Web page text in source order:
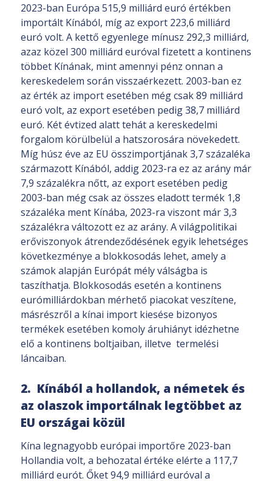
2023-ban Európa 515,9 milliárd euró értékben
importált Kínából, míg az export 223,6 milliárd
euró volt. A kettő egyenlege mínusz 292,3 milliárd,
azaz közel 300 milliárd euróval fizetett a kontinens
többet Kínának, mint amennyi pénz onnan a
kereskedelem során visszaérkezett. 2003-ban ez
az érték az import esetében még csak 89 milliárd
euró volt, az export esetében pedig 38,7 milliárd
euró. Két évtized alatt tehát a kereskedelmi
forgalom körülbelül a hatszorosára növekedett.
Míg húsz éve az EU összimportjának 3,7 százaléka
származott Kínából, addig 2023-ra ez az arány már
7,9 százalékra nőtt, az export esetében pedig
2003-ban még csak az összes eladott termék 1,8
százaléka ment Kínába, 2023-ra viszont már 3,3
százalékra változott ez az arány. A világpolitikai
erőviszonyok átrendeződésének egyik lehetséges
következménye a blokkosodás lehet, amely a
számok alapján Európát mély válságba is
taszíthatja. Blokkosodás esetén a kontinens
eurómilliárdokban mérhető piacokat veszítene,
másrészről a kínai import kiesése bizonyos
termékek esetében komoly áruhiányt idézhetne
elő a kontinens boltjaiban, illetve termelési
láncaiban.
2. Kínából a hollandok, a németek és
az olaszok importálnak legtöbbet az
EU országai közül
Kína legnagyobb európai importőre 2023-ban
Hollandia volt, a behozatal értéke elérte a 117,7
milliárd eurót. Őket 94,9 milliárd euróval a